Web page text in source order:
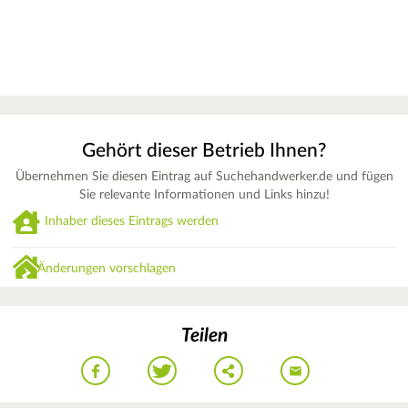
Gehört dieser Betrieb Ihnen?
Übernehmen Sie diesen Eintrag auf Suchehandwerker.de und fügen
Sie relevante Informationen und Links hinzu!
Inhaber dieses Eintrags werden
Änderungen vorschlagen
Teilen